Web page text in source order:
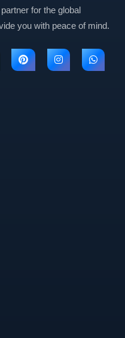
for the global
you with peace of mind.